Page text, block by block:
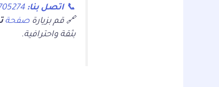
📞اتصل بنا: 0567705274
🔗 قم بزيارة صفحة
بثقة واحترافية.